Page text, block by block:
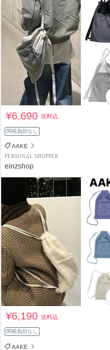
¥6,690送料込
関税負担なし
AAKE
PERSONAL SHOPPER
einzshop
¥6,190送料込
関税負担なし
AAKE